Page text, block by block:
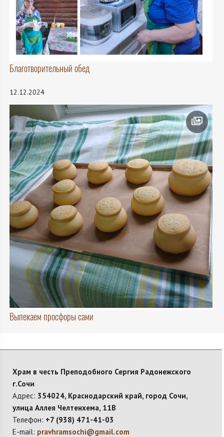
Благотворительный обед
12.12.2024
Выпекаем просфоры сами
Храм в честь Преподобного Сергия Радонежского
г.Сочи
Адрес: 354024, Краснодарский край, город Сочи,
улица Аллея Челтенхема, 11В
Телефон: +7 (938) 471-41-03
E-mail: pravhramsochi@gmail.com